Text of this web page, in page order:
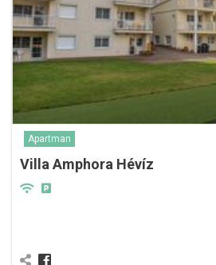
Apartman
Villa Amphora Hévíz